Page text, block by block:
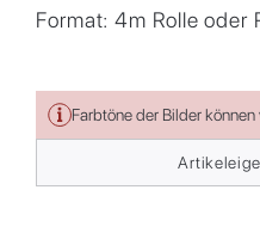
Format:4m Rolle oder
Farbtöne der Bilder